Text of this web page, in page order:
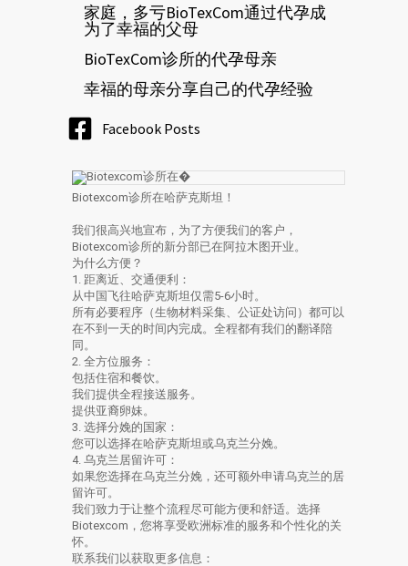
家庭，多亏BioTexCom通过代孕成
为了幸福的父母
BioTexCom诊所的代孕母亲
幸福的母亲分享自己的代孕经验
Facebook Posts
Biotexcom诊所在哈萨克斯坦！
我们很高兴地宣布，为了方便我们的客户，
Biotexcom诊所的新分部已在阿拉木图开业。
为什么方便？
1. 距离近、交通便利：
从中国飞往哈萨克斯坦仅需5-6小时。
所有必要程序（生物材料采集、公证处访问）都可以
在不到一天的时间内完成。全程都有我们的翻译陪
同。
2. 全方位服务：
包括住宿和餐饮。
我们提供全程接送服务。
提供亚裔卵妹。
3. 选择分娩的国家：
您可以选择在哈萨克斯坦或乌克兰分娩。
4. 乌克兰居留许可：
如果您选择在乌克兰分娩，还可额外申请乌克兰的居
留许可。
我们致力于让整个流程尽可能方便和舒适。选择
Biotexcom，您将享受欧洲标准的服务和个性化的关
怀。
联系我们以获取更多信息：